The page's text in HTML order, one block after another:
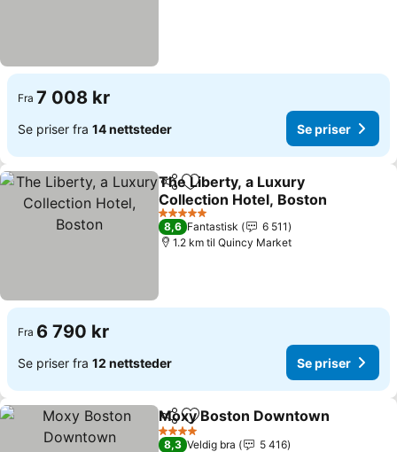
Fra 7 008 kr
Se priser fra 14 nettsteder Se priser
Del Legg til i favoritter
The Liberty, a Luxury
Collection Hotel, Boston
5 Stjerner
8,6 Fantastisk
6 511
1.2 km til Quincy Market
Fra 6 790 kr
Se priser fra 12 nettsteder Se priser
Del Legg til i favoritter
Moxy Boston Downtown
4 Stjerner
8,3 Veldig bra
5 416